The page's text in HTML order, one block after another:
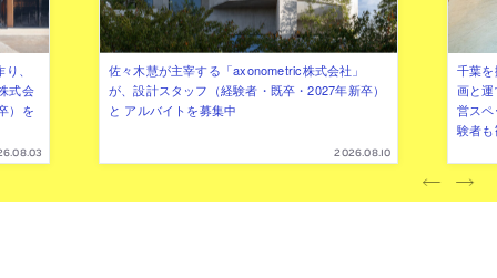
、
式会
）を
佐々木慧が主宰する「axonometric株式会社」
が、設計スタッフ（経験者・既卒・2027年新卒）
と アルバイトを募集中
2026.08.10
千葉
画と
営ス
験者